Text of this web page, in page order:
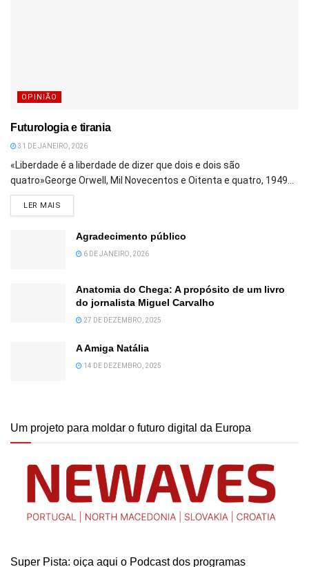
OPINIÃO
Futurologia e tirania
31 DE JANEIRO, 2026
«Liberdade é a liberdade de dizer que dois e dois são
quatro»George Orwell, Mil Novecentos e Oitenta e quatro, 1949...
LER MAIS
Agradecimento público
6 DE JANEIRO, 2026
Anatomia do Chega: A propósito de um livro
do jornalista Miguel Carvalho
27 DE DEZEMBRO, 2025
A Amiga Natália
14 DE DEZEMBRO, 2025
Um projeto para moldar o futuro digital da Europa
Super Pista: oiça aqui o Podcast dos programas